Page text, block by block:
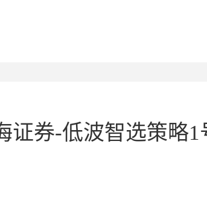
证券-低波智选策略1